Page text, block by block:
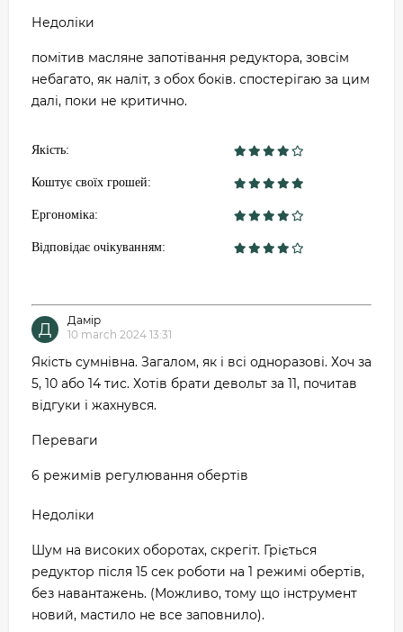
Недоліки
помітив масляне запотівання редуктора, зовсім
небагато, як наліт, з обох боків. спостерігаю за цим
далі, поки не критично.
Якість:
Коштує своїх грошей:
Ергономіка:
Відповідає очікуванням:
Д
Дамір
10 march 2024 13:31
Якість сумнівна. Загалом, як і всі одноразові. Хоч за
5, 10 або 14 тис. Хотів брати девольт за 11, почитав
відгуки і жахнувся.
Переваги
6 режимів регулювання обертів
Недоліки
Шум на високих оборотах, скрегіт. Гріється
редуктор після 15 сек роботи на 1 режимі обертів,
без навантажень. (Можливо, тому що інструмент
новий, мастило не все заповнило).